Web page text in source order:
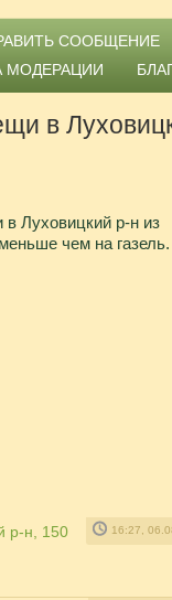
СООБЩЕНИЕ
МОДЕРАЦИИ
в
Луховицкий р-н из
чем на газель.
р-н, 150
16:27,